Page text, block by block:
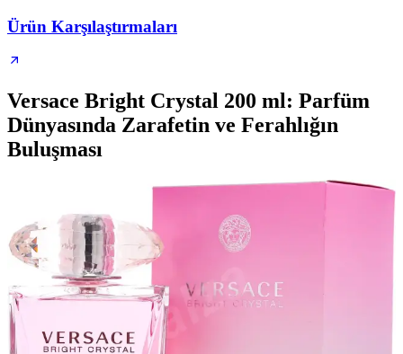
Ürün Karşılaştırmaları
Versace Bright Crystal 200 ml: Parfüm
Dünyasında Zarafetin ve Ferahlığın
Buluşması